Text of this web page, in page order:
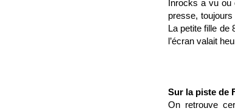
Inrocks a vu ou
presse,
La petite fille de
l’écran valait
Sur la piste de
On retrouve